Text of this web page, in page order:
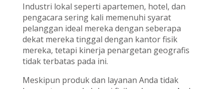
Industri lokal seperti apartemen, hotel, dan
pengacara sering kali memenuhi syarat
pelanggan ideal mereka dengan seberapa
dekat mereka tinggal dengan kantor fisik
mereka, tetapi kinerja penargetan geografis
tidak terbatas pada ini.
Meskipun produk dan layanan Anda tidak